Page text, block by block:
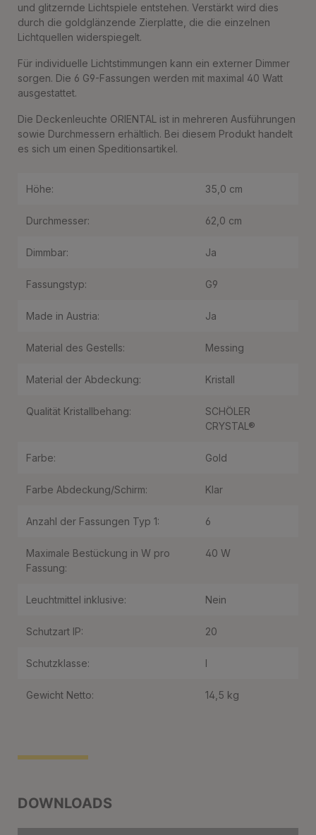
DOWNLOADS
und glitzernde Lichtspiele entstehen. Verstärkt wird dies
durch die goldglänzende Zierplatte, die die einzelnen
Lichtquellen widerspiegelt.
Für individuelle Lichtstimmungen kann ein externer Dimmer
sorgen. Die 6 G9-Fassungen werden mit maximal 40 Watt
ausgestattet.
Die Deckenleuchte ORIENTAL ist in mehreren Ausführungen
sowie Durchmessern erhältlich. Bei diesem Produkt handelt
es sich um einen Speditionsartikel.
Höhe: 35,0 cm
Durchmesser: 62,0 cm
Dimmbar: Ja
Fassungstyp: G9
Made in Austria: Ja
Material des Gestells: Messing
Material der Abdeckung: Kristall
Qualität Kristallbehang:
SCHÖLER
CRYSTAL®
Farbe: Gold
Farbe Abdeckung/Schirm: Klar
Anzahl der Fassungen Typ 1: 6
Maximale Bestückung in W pro
Fassung:
40 W
Leuchtmittel inklusive: Nein
Schutzart IP: 20
Schutzklasse: I
Gewicht Netto: 14,5 kg